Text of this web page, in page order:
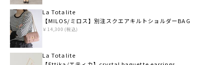
La Totalite
【MILOS/ミロス】別注スクエアキルトショルダーBAG
￥14,300(税込)
La Totalite